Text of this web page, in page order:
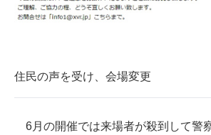
マーケ×ITの今がよく分かる
企業向けIT製品の総合サイト
住民の声を受け、会場変更
6月の開催では来場者が殺到して警